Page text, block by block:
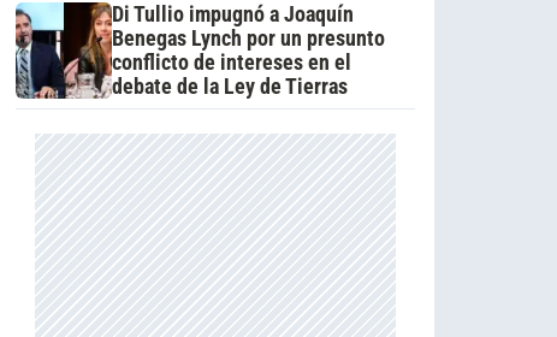
Di Tullio impugnó a Joaquín
Benegas Lynch por un presunto
conflicto de intereses en el
debate de la Ley de Tierras